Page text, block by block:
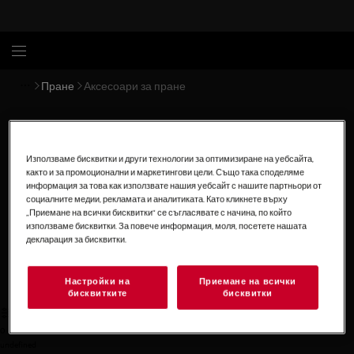
Пране Аксесоари за пране
пране
Грижете се както за прането, така и за своя уред като
спестите време и усилия с аксесоарите за пране на
AEG.
Използваме бисквитки и други технологии за оптимизиране на уебсайта,
както и за промоционални и маркетингови цели. Също така споделяме
информация за това как използвате нашия уебсайт с нашите партньори от
социалните медии, рекламата и аналитиката. Като кликнете върху
„Приемане на всички бисквитки“ се съгласявате с начина, по който
използваме бисквитки. За повече информация, моля, посетете нашата
декларация за бисквитки.
Настройки на
бисквитките
Приемане на всички
бисквитки